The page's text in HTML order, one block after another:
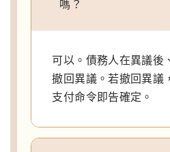
嗎？
可以。債務人在異議後
撤回異議。若撤回異議
支付命令即告確定。